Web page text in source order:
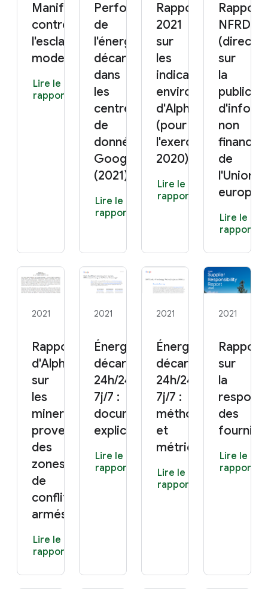
Manifeste 2021
contre
l'esclavage
moderne
Lire le
rapport
Performances
de
l'énergie
décarbonée
dans
les
centres
de
données
Google
(2021)
Lire le
rapport
Rapport
2021
sur
les
indicateurs
environnementaux
d'Alphabet
(pour
l'exercice
2020)
Lire le
rapport
Rapport
NFRD
sur
la
non
de
l'Union
Lire le
rapport
2021
Rapport 2020
d'Alphabet
sur
les
minerais
provenant
des
zones
de
conflits
armés
Lire le
rapport
2021
Énergie
décarbonée
24h/24,
7j/7 :
document
explicatif
Lire le
rapport
2021
Énergie
décarbonée
24h/24,
7j/7 :
méthodologies
et
métriques
Lire le
rapport
2021
Rapport
sur
la
des
Lire le
rapport